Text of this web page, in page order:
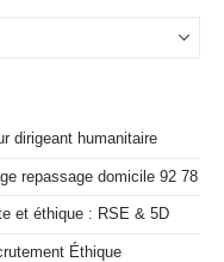
dirigeant humanitaire
repassage domicile 92 78
et éthique : RSE & 5D
Éthique